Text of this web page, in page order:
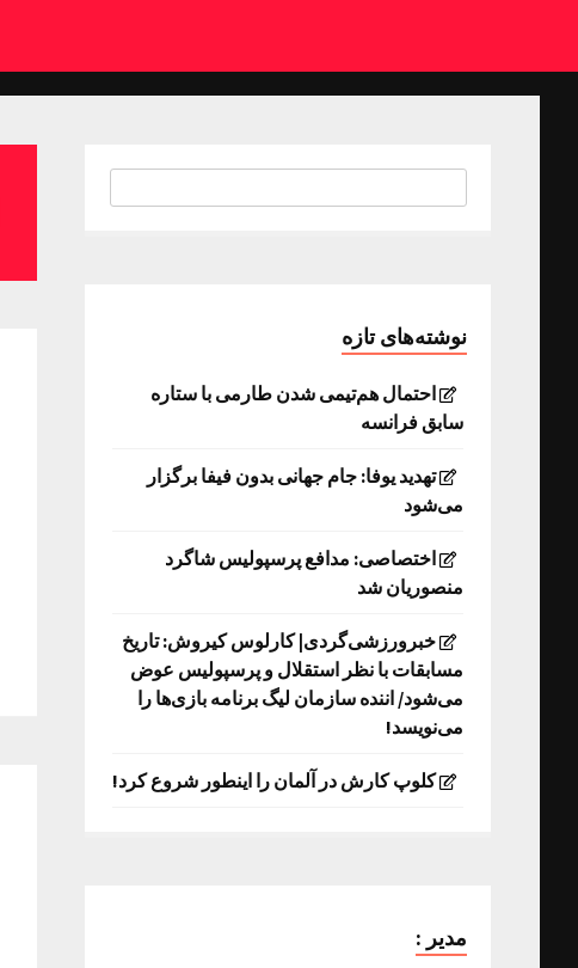
نوشته‌های تازه
احتمال هم‌تیمی شدن طارمی با ستاره
سابق فرانسه
تهدید یوفا: جام جهانی بدون فیفا برگزار
می‌شود
اختصاصی: مدافع پرسپولیس شاگرد
منصوریان شد
خبرورزشی‌گردی| کارلوس کیروش: تاریخ
مسابقات با نظر استقلال و پرسپولیس عوض
می‌شود/ اننده سازمان لیگ برنامه بازی‌ها را
می‌نویسد!
کلوپ کارش در آلمان را اینطور شروع کرد!
مدیر :